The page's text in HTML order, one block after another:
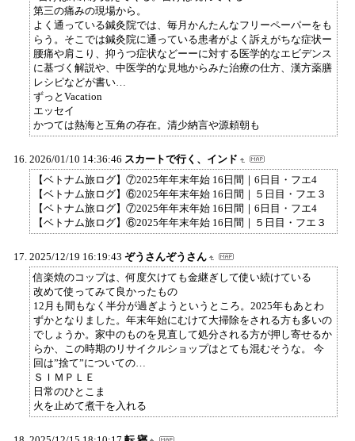
第三の痛みの現場から。
よく通っている鍼灸院では、毎月かんたんなフリーペーパーをも
らう。そこでは鍼灸院に通っている患者がよく訴えがちな症状ー
腰痛や肩こり、抑うつ症状などーーに対する医学的なエビデンス
に基づく解説や、中医学的な見地からみた治療の仕方、漢方薬膳
レシピなどが書い…
ずっとVacation
エッセイ
かつては熱海と互角の存在。清少納言や源頼朝も
2026/01/10 14:36:46 スカートで行く、インド
【ベトナム旅ログ】⑦2025年年末年始 16日間｜6日目・フエ4
【ベトナム旅ログ】⑥2025年年末年始 16日間｜５日目・フエ３
【ベトナム旅ログ】⑦2025年年末年始 16日間｜6日目・フエ4
【ベトナム旅ログ】⑥2025年年末年始 16日間｜５日目・フエ３
2025/12/19 16:19:43 ぞうさんぞうさん
信楽焼のコップは、何度欠けても金継ぎして使い続けている
改めて使ってみて良かったもの
12月も間もなく半分が過ぎようというところ。2025年もあとわ
ずかとなりました。年末年始にむけて大掃除をされる方も多いの
でしょうか。家中のものを見直して処分される方が押し寄せるか
らか、この時期のリサイクルショップはとても混むそうな。 今
回は”捨て”についての…
ＳＩＭＰＬＥ
日常のひとこま
火を止めて煮干を入れる